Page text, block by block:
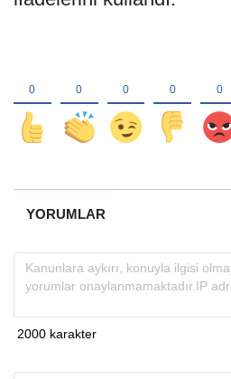
YORUMLAR